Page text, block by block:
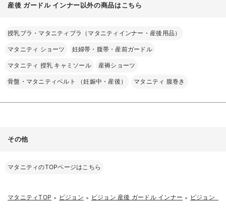
産後 ガードル インナー以外の商品はこちら
授乳ブラ・マタニティブラ（マタニティインナー・産後用品）
マタニティ ショーツ 妊婦帯・腹帯・産前ガードル
マタニティ 授乳 キャミソール 産褥ショーツ
骨盤・マタニティベルト （妊娠中・産後） マタニティ 腹巻き
その他
マタニティのTOPページはこちら
マタニティTOP ＞ ピジョン ＞ ピジョン 産後 ガードル インナー ＞ ピジョン